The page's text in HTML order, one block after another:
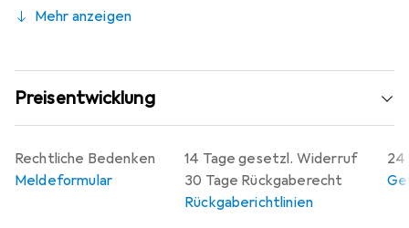
Mehr anzeigen
Preisentwicklung
14 Tage gesetzl. Widerruf
30 Tage Rückgaberecht
Rückgaberichtlinien
24
Rechtliche Bedenken
Meldeformular